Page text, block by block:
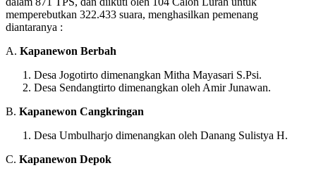
memperebutkan 322.433 suara, menghasilkan pemenang
diantaranya :
A. Kapanewon Berbah
Desa Jogotirto dimenangkan Mitha Mayasari S.Psi.
Desa Sendangtirto dimenangkan oleh Amir Junawan.
B. Kapanewon Cangkringan
Desa Umbulharjo dimenangkan oleh Danang Sulistya H.
C. Kapanewon Depok